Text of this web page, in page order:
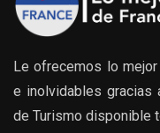
Le ofrecemos lo
e inolvidables gracias
de Turismo disponible